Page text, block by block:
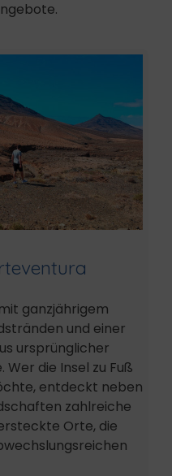
ganzjährigem
und einer
ursprünglicher
die Insel zu Fuß
entdeckt neben
zahlreiche
Orte, die